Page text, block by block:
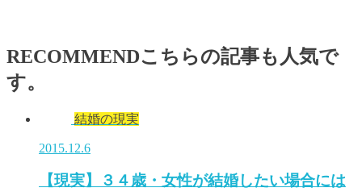
RECOMMENDこちらの記事も人気で
す。
結婚の現実
2015.12.6
【現実】３４歳・女性が結婚したい場合には